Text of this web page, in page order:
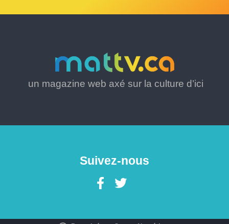
un magazine web axé sur la culture d’ici
Suivez-nous